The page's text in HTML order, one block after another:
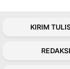
KIRIM
REDAKSI